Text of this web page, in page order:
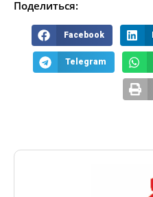
Поделиться:
Facebook
Telegram